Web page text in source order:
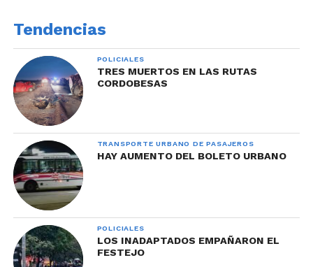
Tendencias
POLICIALES
TRES MUERTOS EN LAS RUTAS
CORDOBESAS
TRANSPORTE URBANO DE PASAJEROS
HAY AUMENTO DEL BOLETO URBANO
POLICIALES
LOS INADAPTADOS EMPAÑARON EL
FESTEJO